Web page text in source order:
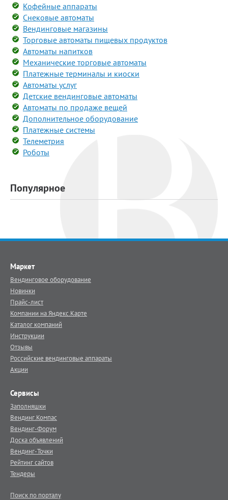
Кофейные аппараты
Снековые автоматы
Вендинговые магазины
Торговые автоматы пищевых продуктов
Автоматы напитков
Механические торговые автоматы
Платежные терминалы и киоски
Автоматы услуг
Детские вендинговые автоматы
Автоматы по продаже вещей
Дополнительное оборудование
Платежные системы
Телеметрия
Роботы
Популярное
Маркет
Вендинговое оборудование
Новинки
Прайс-лист
Компании на Яндекс.Карте
Каталог компаний
Инструкции
Отзывы
Российские вендинговые аппараты
Акции
Сервисы
Заполняшки
Вендинг.Компас
Вендинг-Форум
Доска объявлений
Вендинг-Точки
Рейтинг сайтов
Тендеры
Поиск по порталу